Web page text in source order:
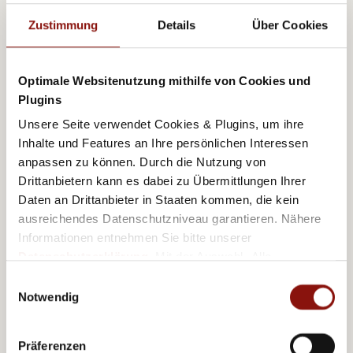
Zustimmung Details Über Cookies
Optimale Websitenutzung mithilfe von Cookies und
Plugins
Unsere Seite verwendet Cookies & Plugins, um ihre
Inhalte und Features an Ihre persönlichen Interessen
anpassen zu können. Durch die Nutzung von
Drittanbietern kann es dabei zu Übermittlungen Ihrer
Daten an Drittanbieter in Staaten kommen, die kein
ausreichendes Datenschutzniveau garantieren. Nähere
Informationen entnehmen Sie bitte unserer
Cookies und Drittanbietern (inkl. Drittstaaten-
Notwendig
Präferenzen
Anreise
Öffentliche Verkehrsmittel
Bahnhof:Graz Hauptbahnhof - direkt gegenüber durch die
Annenpassage
Flughafen:Shuttlebus zwischen dem Flughafen und dem
Hauptbahnhof oder S5
Straßenbahn: direkt vor dem Hotel ist die Straßenbahnstation